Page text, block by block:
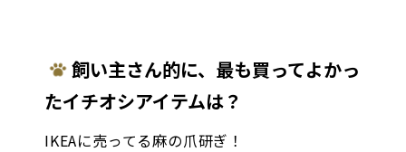
飼い主さん的に、最も買ってよかっ
たイチオシアイテムは？
IKEAに売ってる麻の爪研ぎ！